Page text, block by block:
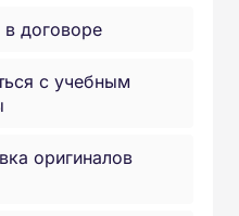
в договоре
с учебным
оригиналов